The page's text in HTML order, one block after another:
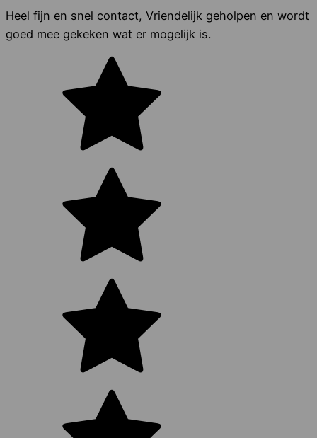
Heel fijn en snel contact, Vriendelijk geholpen en wordt
goed mee gekeken wat er mogelijk is.